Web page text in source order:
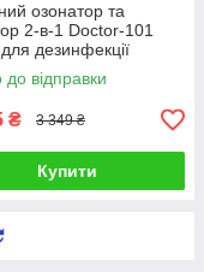
озонатор та
2-в-1 Doctor-101
дезинфекції
води, продуктів.
генератор озону
до відправки
₴ 3 349 ₴
Купити